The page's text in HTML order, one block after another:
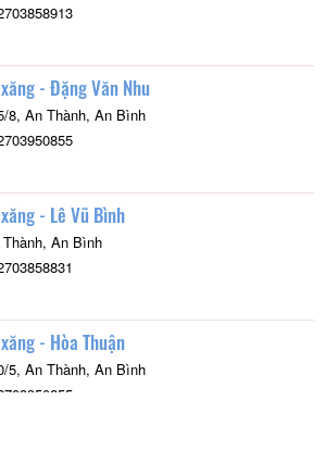
- Đặng Văn Nhu
8, An Thành, An Bình
- Lê Vũ Bình
An Bình
- Hòa Thuận
5, An Thành, An Bình